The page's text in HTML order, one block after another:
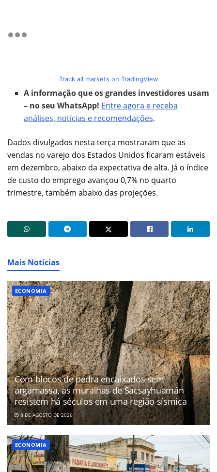
Track all markets on TradingView
A informação que os grandes investidores usam
– no seu WhatsApp! Entre agora e receba
análises, notícias e recomendações.
Dados divulgados nesta terça mostraram que as
vendas no varejo dos Estados Unidos ficaram estáveis
em dezembro, abaixo da expectativa de alta. Já o índice
de custo do emprego avançou 0,7% no quarto
trimestre, também abaixo das projeções.
Mais Notícias
ECONOMIA
Com blocos de pedra encaixados sem
argamassa, as muralhas de Sacsayhuamán
resistem há séculos em uma região sísmica
8 DE AGOSTO DE 2026
ECONOMIA